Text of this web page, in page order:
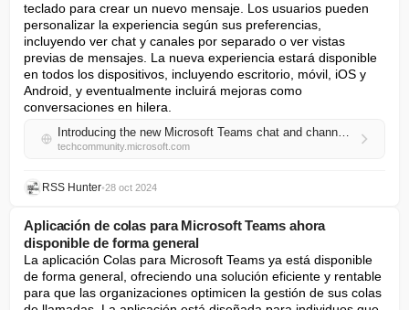
teclado para crear un nuevo mensaje. Los usuarios pueden
personalizar la experiencia según sus preferencias,
incluyendo ver chat y canales por separado o ver vistas
previas de mensajes. La nueva experiencia estará disponible
en todos los dispositivos, incluyendo escritorio, móvil, iOS y
Android, y eventualmente incluirá mejoras como
conversaciones en hilera.
Introducing the new Microsoft Teams chat and channels experience
techcommunity.microsoft.com
RSS Hunter•28 oct 2024
Aplicación de colas para Microsoft Teams ahora
disponible de forma general
La aplicación Colas para Microsoft Teams ya está disponible
de forma general, ofreciendo una solución eficiente y rentable
para que las organizaciones optimicen la gestión de sus colas